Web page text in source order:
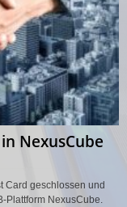
NexusCube
Card geschlossen und
Plattform NexusCube.